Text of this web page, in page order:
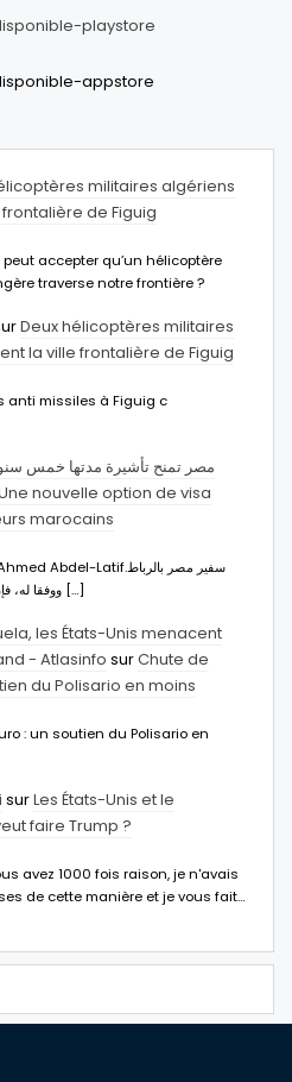
militaires algériens
de Figuig
accepter qu’un hélicoptère
traverse notre frontière ?
Deux hélicoptères militaires
la ville frontalière de Figuig
anti missiles à Figuig c
مصر تمنح تأشيرة مدتها خمس
nouvelle option de visa
marocains
ووفقا له، فإن هذا الإجراء يهدف إلى […]
les États-Unis menacent
- Atlasinfo surChute de
du Polisario en moins
: un soutien du Polisario en
surLes États-Unis et le
faire Trump ?
avez 1000 fois raison, je n'avais
de cette manière et je vous fait…